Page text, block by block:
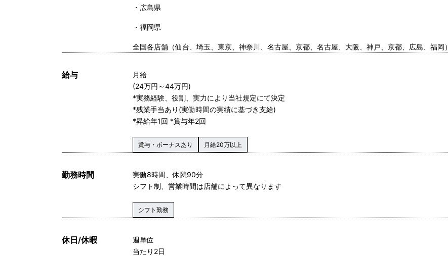
広島県
福岡県
全国各店舗（仙台、埼玉、東京、神奈川、名古屋、京都、名古屋、大阪、神戸、京都、広島、福岡）
給与
月給
(24万円～44万円)
*実務経験、役割、実力により当社規定にて決定
*残業手当あり(実働時間の実績に基づき支給)
*昇給年1回 *賞与年2回
賞与・ボーナスあり 月給20万以上
勤務時間
実働8時間、休憩90分
シフト制、営業時間は店舗によって異なります
シフト勤務
休日/休暇
週単位
当たり2日